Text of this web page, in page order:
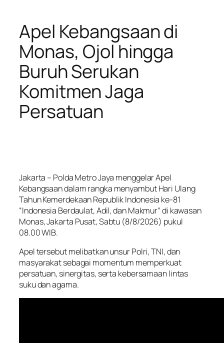
Apel Kebangsaan di
Monas, Ojol hingga
Buruh Serukan
Komitmen Jaga
Persatuan
Jakarta – Polda Metro Jaya menggelar Apel
Kebangsaan dalam rangka menyambut Hari Ulang
Tahun Kemerdekaan Republik Indonesia ke-81
“Indonesia Berdaulat, Adil, dan Makmur” di kawasan
Monas, Jakarta Pusat, Sabtu (8/8/2026) pukul
08.00 WIB.
Apel tersebut melibatkan unsur Polri, TNI, dan
masyarakat sebagai momentum memperkuat
persatuan, sinergitas, serta kebersamaan lintas
suku dan agama.